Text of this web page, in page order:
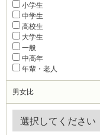
小学生
中学生
高校生
大学生
一般
中高年
年輩・老人
男女比